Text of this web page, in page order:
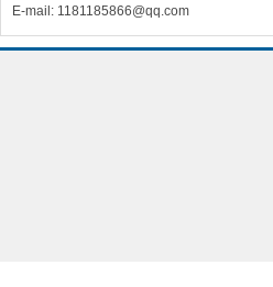
E-mail: 1181185866@qq.com